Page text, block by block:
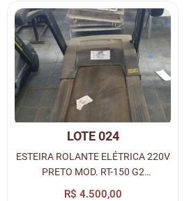
LOTE 024
ESTEIRA ROLANTE ELÉTRICA 220V
PRETO MOD. RT-150 G2
MOVEMENT – Nº: 15481.
R$ 4.500,00